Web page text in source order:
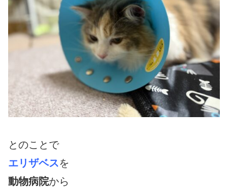
とのことで
エリザベスを
動物病院から